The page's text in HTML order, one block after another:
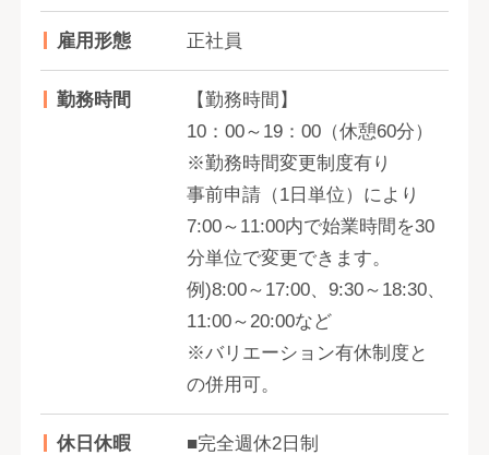
雇用形態 正社員
勤務時間
【勤務時間】
10：00～19：00（休憩60分）
※勤務時間変更制度有り
事前申請（1日単位）により
7:00～11:00内で始業時間を30
分単位で変更できます。
例)8:00～17:00、9:30～18:30、
11:00～20:00など
※バリエーション有休制度と
の併用可。
休日休暇
■完全週休2日制